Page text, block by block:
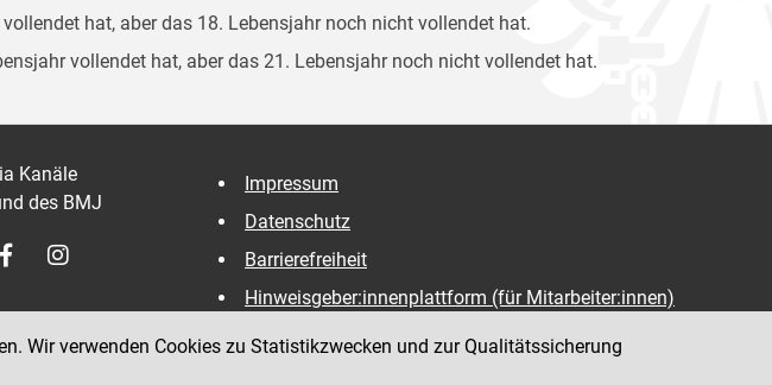
hat, aber das 18. Lebensjahr noch nicht vollendet hat.
vollendet hat, aber das 21. Lebensjahr noch nicht vollendet hat.
Kanäle
des BMJ
Impressum
Datenschutz
Barrierefreiheit
Hinweisgeber:innenplattform (für Mitarbeiter:innen)
Wir verwenden Cookies zu Statistikzwecken und zur Qualitätssicherung